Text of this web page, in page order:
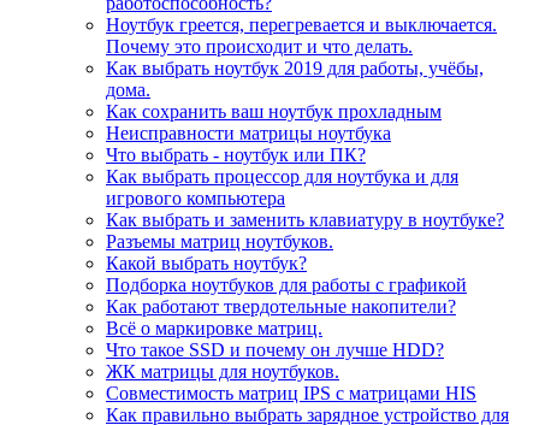
Ноутбук греется, перегревается и выключается.
Почему это происходит и что делать.
Как выбрать ноутбук 2019 для работы, учёбы,
дома.
Как сохранить ваш ноутбук прохладным
Неисправности матрицы ноутбука
Что выбрать - ноутбук или ПК?
Как выбрать процессор для ноутбука и для
игрового компьютера
Как выбрать и заменить клавиатуру в ноутбуке?
Разъемы матриц ноутбуков.
Какой выбрать ноутбук?
Подборка ноутбуков для работы с графикой
Как работают твердотельные накопители?
Всё о маркировке матриц.
Что такое SSD и почему он лучше HDD?
ЖК матрицы для ноутбуков.
Совместимость матриц IPS с матрицами HIS
Как правильно выбрать зарядное устройство для